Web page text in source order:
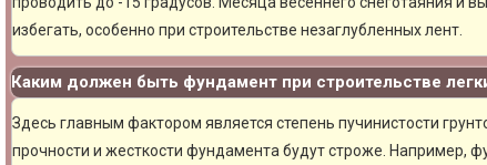
избегать, особенно при строительстве незаглубленных лент.
Каким должен быть фундамент при строительстве
Здесь главным фактором является степень пучинистости
прочности и жесткости фундамента будут строже. Например,